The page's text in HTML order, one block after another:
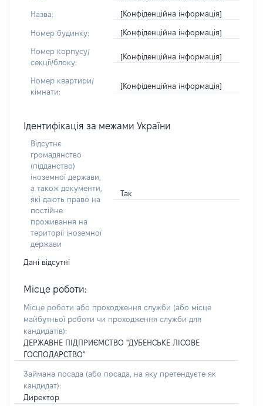
Назва: [Конфіденційна інформація]
Номер будинку: [Конфіденційна інформація]
Номер корпусу/
секції/блоку:
[Конфіденційна інформація]
Номер квартири/
кімнати:
[Конфіденційна інформація]
Ідентифікація за межами України
Відсутнє
громадянство
(підданство)
іноземної держави,
а також документи,
які дають право на
постійне
проживання на
території іноземної
держави
Так
Дані відсутні
Місце роботи:
Місце роботи або проходження служби (або місце
майбутньої роботи чи проходження служби для
кандидатів):
ДЕРЖАВНЕ ПІДПРИЄМСТВО "ДУБЕНСЬКЕ ЛІСОВЕ
ГОСПОДАРСТВО"
Займана посада (або посада, на яку претендуєте як
кандидат):
Директор